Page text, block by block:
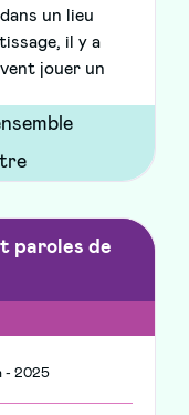
un lieu
il y a
jouer un
paroles de
- 2025